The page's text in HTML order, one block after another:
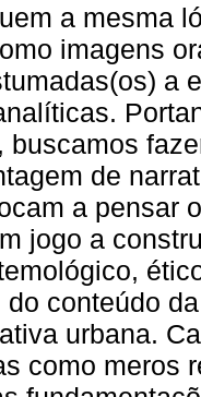
a mesma
imagens
a
buscamos
de
a pensar
jogo a
do conteúdo
urbana.
como meros